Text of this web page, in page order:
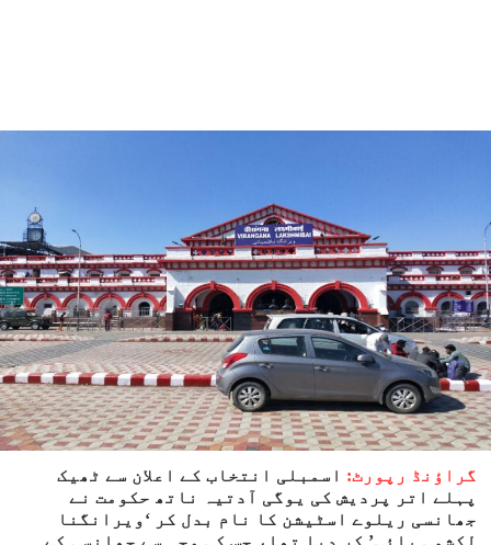
گراؤنڈ رپورٹ: اسمبلی انتخاب کے اعلان سے ٹھیک
پہلے اتر پردیش کی یوگی آدتیہ ناتھ حکومت نے
جھانسی ریلوے اسٹیشن کا نام بدل کر ‘ویرانگنا